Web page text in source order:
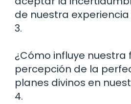
de nuestra
3.
¿Cómo influye nuestra
percepción de la
planes divinos en
4.